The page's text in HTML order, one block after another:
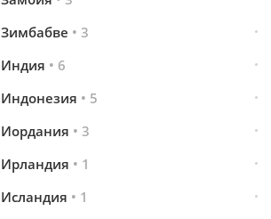
Зимбабве • 3
Индия • 6
Индонезия • 5
Иордания • 3
Ирландия • 1
Исландия • 1